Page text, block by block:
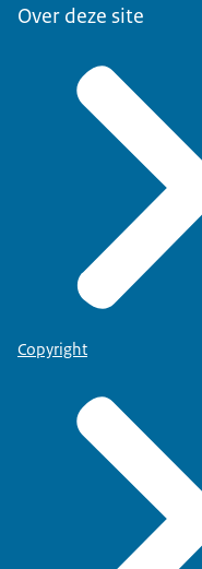
Over deze site
Copyright